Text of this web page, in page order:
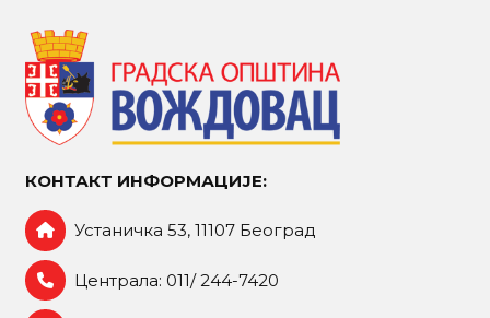
КОНТАКТ ИНФОРМАЦИЈЕ:
Устаничка 53, 11107 Београд
Централа: 011/ 244-7420